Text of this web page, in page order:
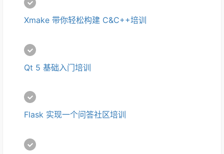
Xmake 带你轻松构建 C&C++培训
Qt 5 基础入门培训
Flask 实现一个问答社区培训